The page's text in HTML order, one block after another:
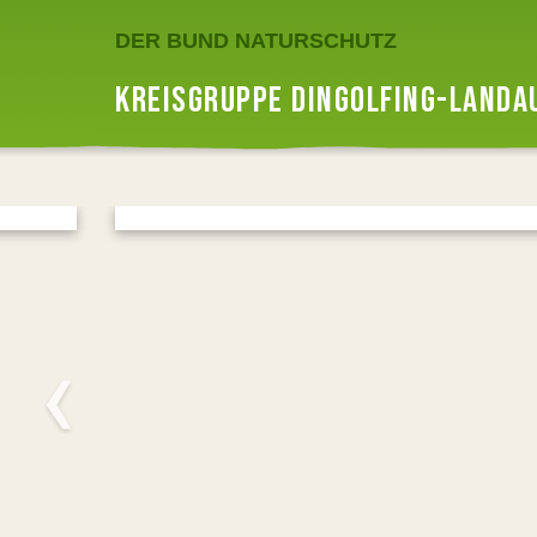
DER BUND NATURSCHUTZ
KREISGRUPPE DINGOLFING-